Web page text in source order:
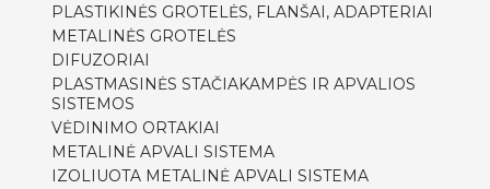
PLASTIKINĖS GROTELĖS, FLANŠAI, ADAPTERIAI
METALINĖS GROTELĖS
DIFUZORIAI
PLASTMASINĖS STAČIAKAMPĖS IR APVALIOS
SISTEMOS
VĖDINIMO ORTAKIAI
METALINĖ APVALI SISTEMA
IZOLIUOTA METALINĖ APVALI SISTEMA